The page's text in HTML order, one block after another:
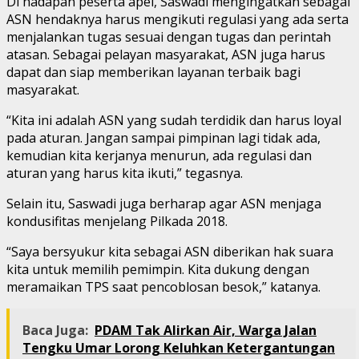
ASN hendaknya harus mengikuti regulasi yang ada serta
menjalankan tugas sesuai dengan tugas dan perintah
atasan. Sebagai pelayan masyarakat, ASN juga harus
dapat dan siap memberikan layanan terbaik bagi
masyarakat.
“Kita ini adalah ASN yang sudah terdidik dan harus loyal
pada aturan. Jangan sampai pimpinan lagi tidak ada,
kemudian kita kerjanya menurun, ada regulasi dan
aturan yang harus kita ikuti,” tegasnya.
Selain itu, Saswadi juga berharap agar ASN menjaga
kondusifitas menjelang Pilkada 2018.
“Saya bersyukur kita sebagai ASN diberikan hak suara
kita untuk memilih pemimpin. Kita dukung dengan
meramaikan TPS saat pencoblosan besok,” katanya.
Baca Juga: PDAM Tak Alirkan Air, Warga Jalan
Tengku Umar Lorong Keluhkan Ketergantungan